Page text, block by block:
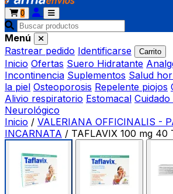
0
Menú
Rastrear pedido Identificarse Carrito
Inicio Ofertas Suero Hidratante
Incontinencia Suplementos Salud
la piel Osteoporosis Repelente piojos
Alivio respiratorio Estomacal
Neurológico
Inicio / VALERIANA OFFICINALIS -
INCARNATA / TAFLAVIX 100 mg 40